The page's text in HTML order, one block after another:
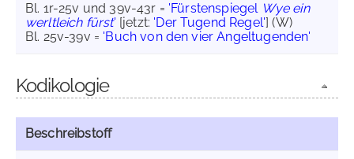
Bl. 1r-25v und 39v-43r = 'Fürstenspiegel Wye ein
werltleich fürst' [jetzt: 'Der Tugend Regel'] (W)
Bl. 25v-39v = 'Buch von den vier Angeltugenden'
Kodikologie
Beschreibstoff